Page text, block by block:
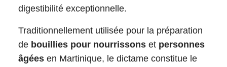
digestibilité exceptionnelle.
Traditionnellement utilisée pour la préparation
de bouillies pour nourrissons et personnes
âgées en Martinique, le dictame constitue le